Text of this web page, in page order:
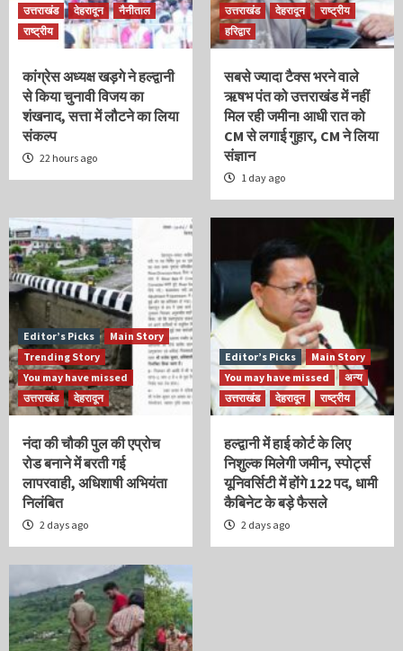
उत्तराखंड
देहरादून
नैनीताल
राष्ट्रीय
कांग्रेस अध्यक्ष खड़गे ने हल्द्वानी
से किया चुनावी विजय का
शंखनाद, सत्ता में लौटने का लिया
संकल्प
22 hours ago
उत्तराखंड
देहरादून
राष्ट्रीय
हरिद्वार
सबसे ज्यादा टैक्स भरने वाले
ऋषभ पंत को उत्तराखंड में नहीं
मिल रही जमीन! आधी रात को
CM से लगाई गुहार, CM ने लिया
संज्ञान
1 day ago
Editor’s Picks
Main Story
Trending Story
You may have missed
उत्तराखंड
देहरादून
नंदा की चौकी पुल की एप्रोच
रोड बनाने में बरती गई
लापरवाही, अधिशाषी अभियंता
निलंबित
2 days ago
Editor’s Picks
Main Story
You may have missed
अन्य
उत्तराखंड
देहरादून राष्ट्रीय
हल्द्वानी में हाई कोर्ट के लिए
निशुल्क मिलेगी जमीन, स्पोर्ट्स
यूनिवर्सिटी में होंगे 122 पद, धामी
कैबिनेट के बड़े फैसले
2 days ago